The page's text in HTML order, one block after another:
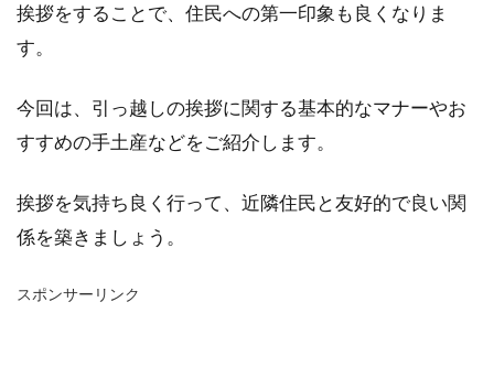
挨拶をすることで、住民への第一印象も良くなりま
す。
今回は、引っ越しの挨拶に関する基本的なマナーやお
すすめの手土産などをご紹介します。
挨拶を気持ち良く行って、近隣住民と友好的で良い関
係を築きましょう。
スポンサーリンク